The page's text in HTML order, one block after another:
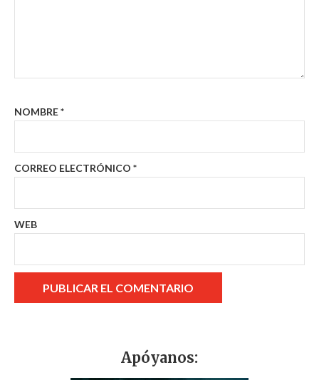
NOMBRE*
CORREO ELECTRÓNICO *
WEB
Apóyanos: